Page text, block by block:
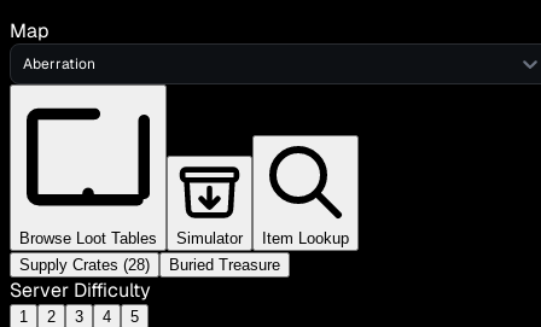
Map
Aberration
Browse Loot Tables Simulator
Item Lookup
Supply Crates (28) Buried Treasure
Server Difficulty
1 2 3 4 5